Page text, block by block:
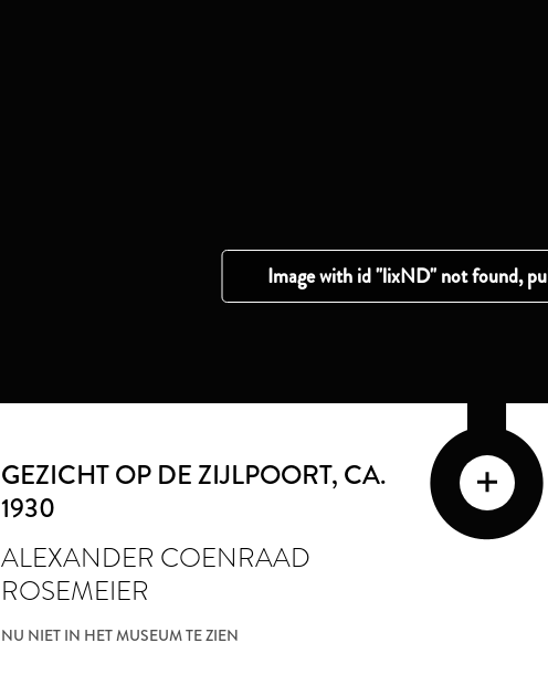
GEZICHT OP DE ZIJLPOORT, CA.
1930
ALEXANDER COENRAAD
ROSEMEIER
NU NIET IN HET MUSEUM TE ZIEN